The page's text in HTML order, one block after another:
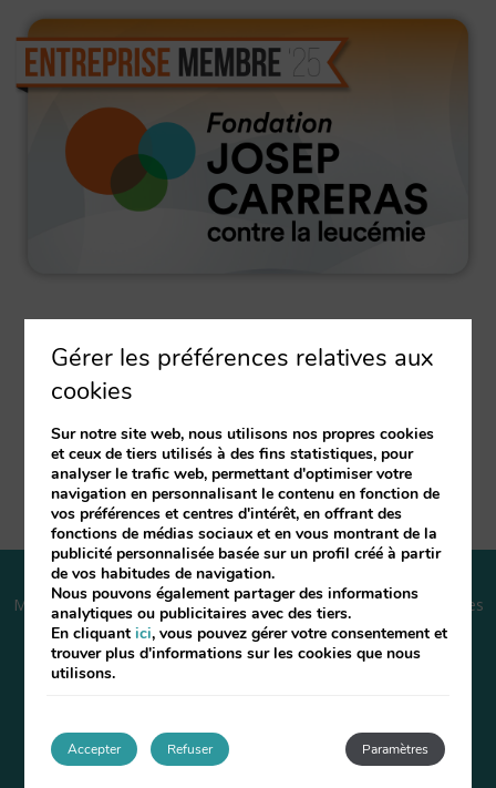
SÍGUENOS EN LAS REDES
Mentions légales Politique des cookies Questions fréquentes
Ma réservation
Gérer les préférences relatives aux
cookies
Sur notre site web, nous utilisons nos propres cookies
et ceux de tiers utilisés à des fins statistiques, pour
analyser le trafic web, permettant d'optimiser votre
navigation en personnalisant le contenu en fonction de
vos préférences et centres d'intérêt, en offrant des
fonctions de médias sociaux et en vous montrant de la
publicité personnalisée basée sur un profil créé à partir
de vos habitudes de navigation.
Nous pouvons également partager des informations
analytiques ou publicitaires avec des tiers.
En cliquantici, vous pouvez gérer votre consentement et
trouver plus d'informations sur les cookies que nous
utilisons.
Accepter Paramètres
Refuser